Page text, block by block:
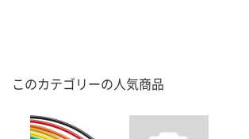
このカテゴリーの人気商品